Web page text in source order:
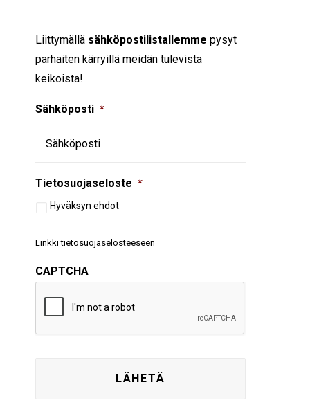
Liittymällä sähköpostilistallemme pysyt
parhaiten kärryillä meidän tulevista
keikoista!
Sähköposti *
Tietosuojaseloste *
Hyväksyn ehdot
Linkki tietosuojaselosteeseen
CAPTCHA